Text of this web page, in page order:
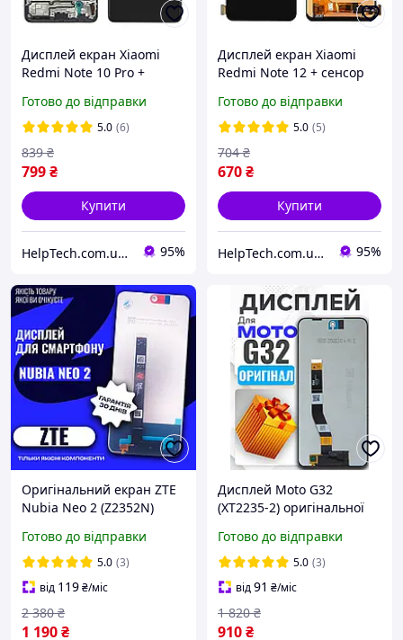
Дисплей екран Xiaomi
Redmi Note 10 Pro +
рамкою IPS (гарантія 3
міс.)
Готово до відправки
5.0 (6)
799₴
839 ₴
Купити
HelpTech.com.ua — 12 років на ринку, гарантія якості 👌 95%
Дисплей екран Xiaomi
Redmi Note 12 + сенсор
(гарантія 3 міс.)
Готово до відправки
5.0 (5)
670₴
704 ₴
Купити
HelpTech.com.ua — 12 років на ринку, гарантія якості 👌 95%
Оригінальний екран ZTE
Nubia Neo 2 (Z2352N)
Нубія Нео 2
Готово до відправки
5.0 (3)
від 119₴/міс
1 190₴
2 380 ₴
Дисплей Moto G32
(XT2235-2) оригінальної
Мото Г32
Готово до відправки
5.0 (3)
від91 ₴/міс
910₴
1 820 ₴